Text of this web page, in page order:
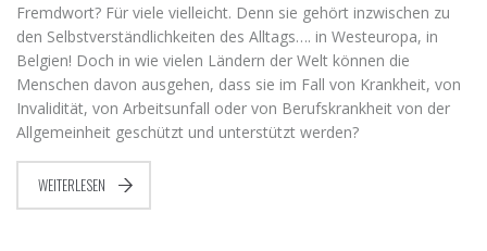
Fremdwort? Für viele vielleicht. Denn sie gehört inzwischen zu
den Selbstverständlichkeiten des Alltags…. in Westeuropa, in
Belgien! Doch in wie vielen Ländern der Welt können die
Menschen davon ausgehen, dass sie im Fall von Krankheit, von
Invalidität, von Arbeitsunfall oder von Berufskrankheit von der
Allgemeinheit geschützt und unterstützt werden?
WEITERLESEN